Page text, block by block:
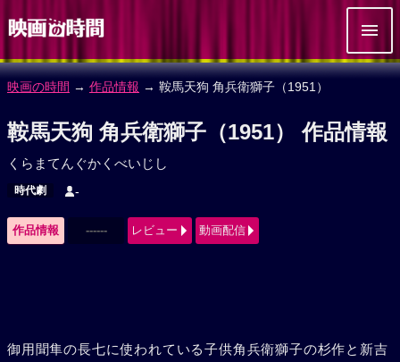
映画の時間 → 作品情報 → 鞍馬天狗 角兵衛獅子（1951）
鞍馬天狗 角兵衛獅子（1951） 作品情報
くらまてんぐかくべいじし
時代劇 -
作品情報 ------ レビュー 動画配信
御用聞隼の長七に使われている子供角兵衛獅子の杉作と新吉